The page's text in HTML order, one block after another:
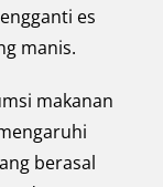
es
manis.
makanan
berasal